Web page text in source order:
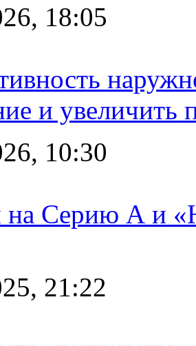
18:05
и увеличить
10:30
на Серию А и
21:22